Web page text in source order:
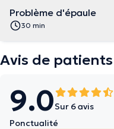
Problème d'épaule
30 min
Avis de patients
9.0Sur 6 avis
Ponctualité